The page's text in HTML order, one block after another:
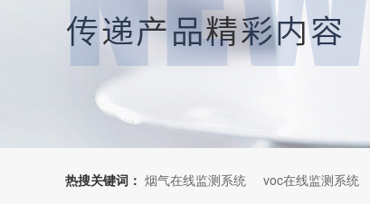
热搜关键词： 烟气在线监测系统 voc在线监测系统